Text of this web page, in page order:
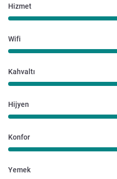
Hizmet
Wifi
Kahvaltı
Hijyen
Konfor
Yemek